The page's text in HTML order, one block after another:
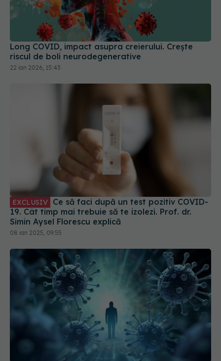
Long COVID, impact asupra creierului. Crește
riscul de boli neurodegenerative
22 ian 2026, 15:43
EXCLUSIV
19. Cât timp mai trebuie să te izolezi. Prof. dr.
Simin Aysel Florescu explică
08 ian 2025, 09:55